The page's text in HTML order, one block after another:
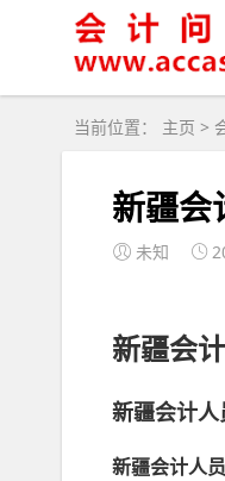
当前位置： 主页 >
新疆
未知
新疆会
新疆会计人
新疆会计人